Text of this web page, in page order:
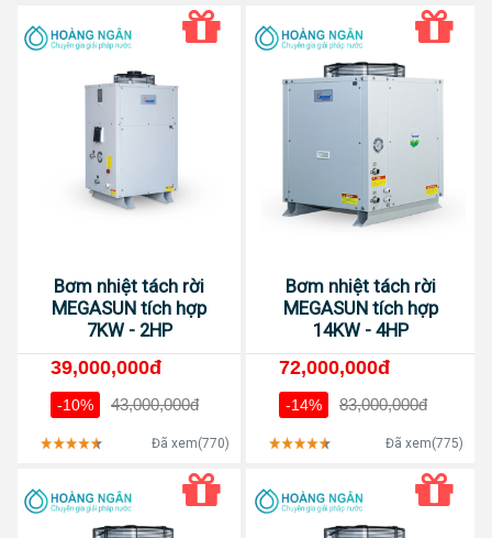
Bơm nhiệt tách rời
MEGASUN tích hợp
7KW - 2HP
39,000,000đ
-10% 43,000,000đ
Đã xem(770)
Bơm nhiệt tách rời
MEGASUN tích hợp
14KW - 4HP
72,000,000đ
-14% 83,000,000đ
Đã xem(775)